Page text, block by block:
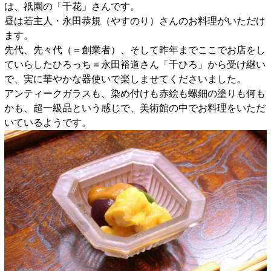
は、祇園の「千花」さんです。
昼は若主人・永田恭規（やすのり）さんのお料理がいただけ
ます。
先代、先々代（＝創業者）、そして昨年までここでお店をし
ていらしたひろっち＝永田裕道さん「千ひろ」から受け継い
で、実に華やかな器使いで楽しませてくださいました。
アンティークガラスも、染め付けも赤絵も螺鈿の塗りも何も
かも、超一級品という感じで、美術館の中でお料理をいただ
いているようです。